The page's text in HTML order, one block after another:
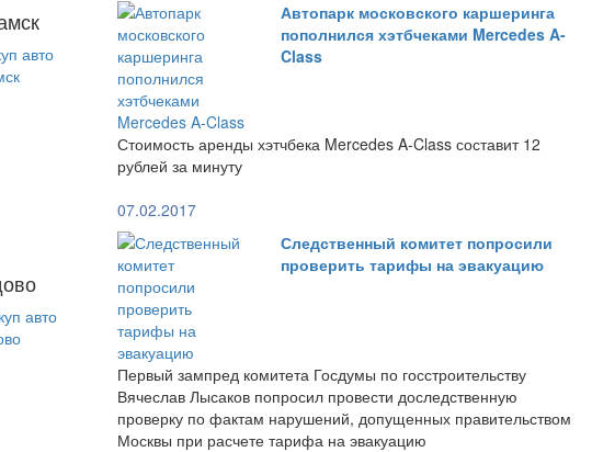
Автопарк московского каршеринга
пополнился хэтбчеками Mercedes A-
Class
Стоимость аренды хэтчбека Mercedes A-Class составит 12
рублей за минуту
07.02.2017
Следственный комитет попросили
проверить тарифы на эвакуацию
Первый зампред комитета Госдумы по госстроительству
Вячеслав Лысаков попросил провести доследственную
проверку по фактам нарушений, допущенных правительством
Москвы при расчете тарифа на эвакуацию